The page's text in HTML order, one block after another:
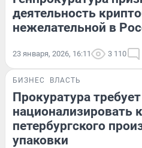
деятельность
нежелательной в
23 января, 2026, 16:11 3 110
БИЗНЕС ВЛАСТЬ
Прокуратура требует
национализировать
петербургского
упаковки